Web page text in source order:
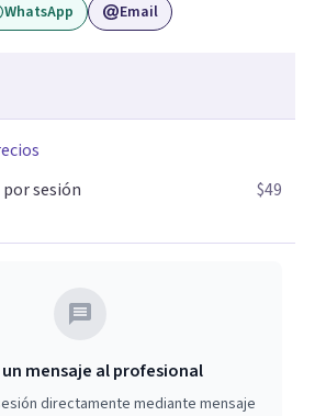
WhatsApp Email
sesión
$49
un mensaje al profesional
directamente mediante mensaje